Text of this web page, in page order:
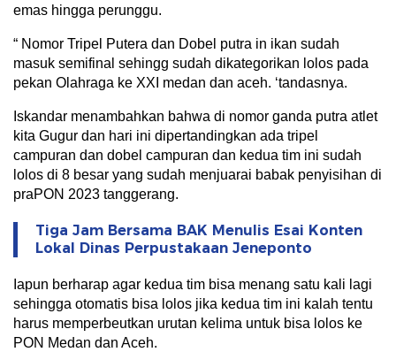
emas hingga perunggu.
“ Nomor Tripel Putera dan Dobel putra in ikan sudah
masuk semifinal sehingg sudah dikategorikan lolos pada
pekan Olahraga ke XXI medan dan aceh. ‘tandasnya.
Iskandar menambahkan bahwa di nomor ganda putra atlet
kita Gugur dan hari ini dipertandingkan ada tripel
campuran dan dobel campuran dan kedua tim ini sudah
lolos di 8 besar yang sudah menjuarai babak penyisihan di
praPON 2023 tanggerang.
Tiga Jam Bersama BAK Menulis Esai Konten
Lokal Dinas Perpustakaan Jeneponto
Iapun berharap agar kedua tim bisa menang satu kali lagi
sehingga otomatis bisa lolos jika kedua tim ini kalah tentu
harus memperbeutkan urutan kelima untuk bisa lolos ke
PON Medan dan Aceh.